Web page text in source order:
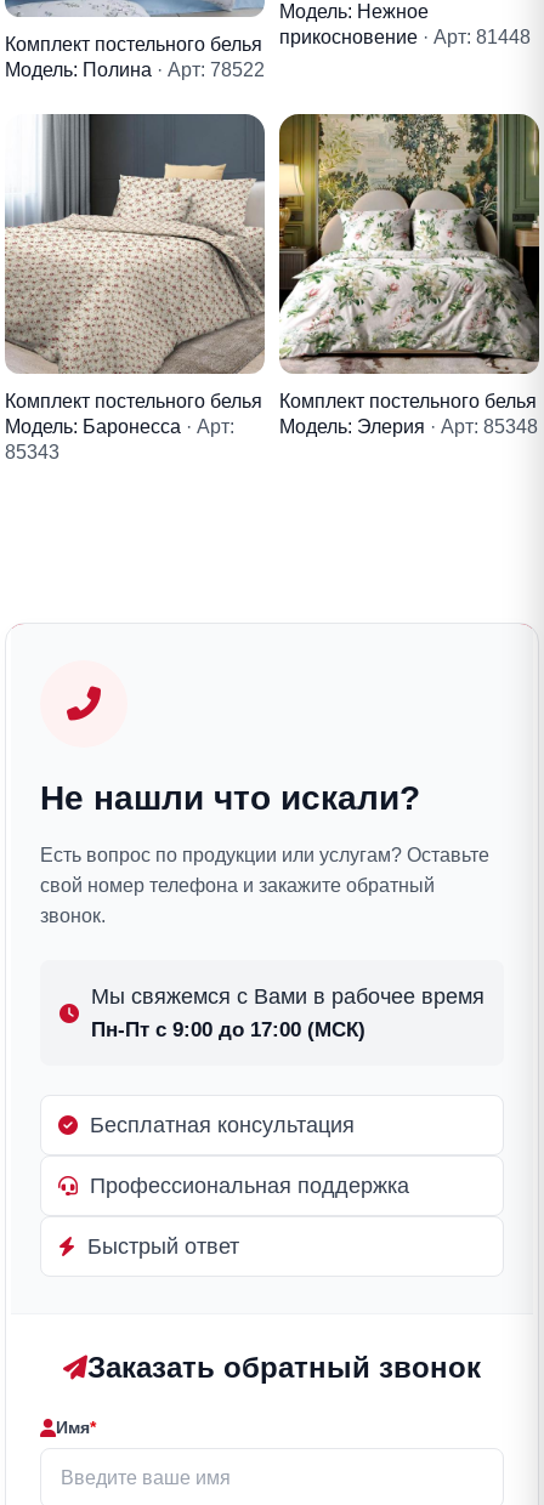
Комплект постельного белья
Модель: Полина · Арт: 78522
Модель: Нежное
прикосновение · Арт: 81448
Комплект постельного белья
Модель: Баронесса · Арт:
85343
Комплект постельного белья
Модель: Элерия · Арт: 85348
Не нашли что искали?
Есть вопрос по продукции или услугам? Оставьте
свой номер телефона и закажите обратный
звонок.
Мы свяжемся с Вами в рабочее время
Пн-Пт с 9:00 до 17:00 (МСК)
Бесплатная консультация
Профессиональная поддержка
Быстрый ответ
Заказать обратный звонок
Имя*